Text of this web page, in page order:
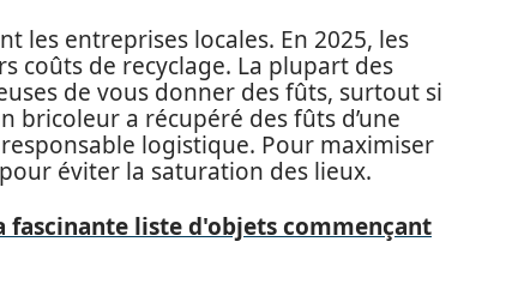
les entreprises locales. En 2025, les
coûts de recyclage. La plupart des
de vous donner des fûts, surtout si
bricoleur a récupéré des fûts d’une
logistique. Pour maximiser
éviter la saturation des lieux.
fascinante liste d'objets commençant